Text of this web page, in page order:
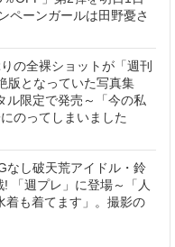
ペーンガールは田野憂さ
の全裸ショットが「週刊
版となっていた写真集
ル限定で発売～「今の私
のってしまいました
なし破天荒アイドル・鈴
「週プレ」に登場～「人
着も着てます」。撮影の